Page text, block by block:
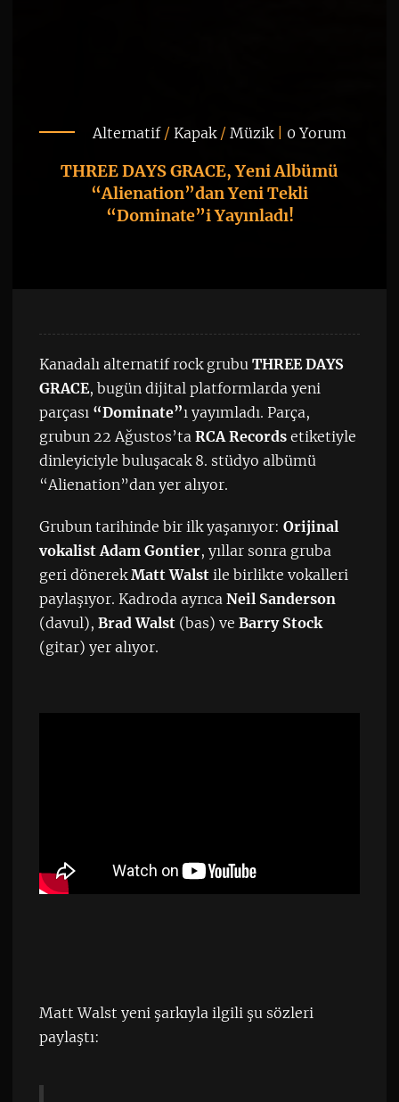
Alternatif/ Kapak/ Müzik| 0 Yorum
THREE DAYS GRACE, Yeni Albümü
“Alienation”dan Yeni Tekli
“Dominate”i Yayınladı!
Kanadalı alternatif rock grubu THREE DAYS
GRACE, bugün dijital platformlarda yeni
parçası “Dominate”ı yayımladı. Parça,
grubun 22 Ağustos’ta RCA Recordsetiketiyle
dinleyiciyle buluşacak 8. stüdyo albümü
“Alienation”dan yer alıyor.
Grubun tarihinde bir ilk yaşanıyor: Orijinal
vokalist Adam Gontier, yıllar sonra gruba
geri dönerekMatt Walstile birlikte vokalleri
paylaşıyor. Kadroda ayrıca Neil Sanderson
(davul), Brad Walst(bas) ve Barry Stock
(gitar) yer alıyor.
Matt Walst yeni şarkıyla ilgili şu sözleri
paylaştı: